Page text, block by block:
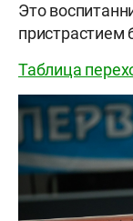
Это
пристрастием
Таблица